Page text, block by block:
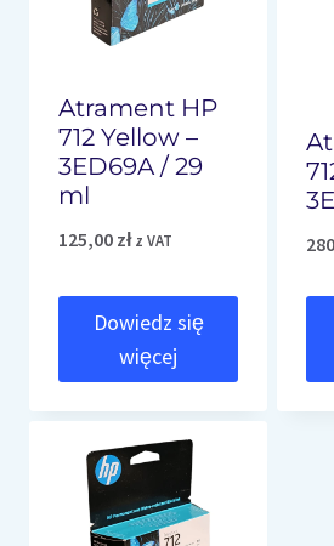
Atrament HP
712 Yellow –
3ED69A / 29
ml
125,00 zł z VAT
Dowiedz się
więcej